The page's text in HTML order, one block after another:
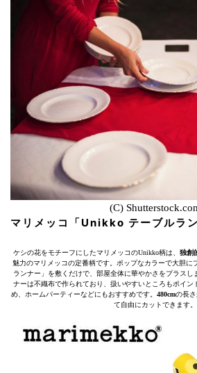
(C)
マリメッコ「Unikko テーブルラン
ケシの花をモチーフにしたマリメッコのUnikko柄は、 独創
魅力のマリメッコの定番柄です。ポップなカラーで大胆に
ランナー」を敷くだけで、部屋全体に華やかさをプラスし
ナーは不織布で作られており、扱いやすいところもポイン
め、ホームパーティーなどにもおすすめです。 480cmの長
て自由にカットできます。